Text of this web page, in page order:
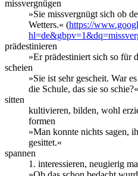
missvergnügen
»Sie missvergnügt sich ob
Wetters.« (https://
prädestinieren
»Er prädestiniert sich so für
scheien
»Sie ist sehr gescheit. War
die Schule, das sie so schie?«
sitten
kultivieren, bilden, wohl
formen
»Man konnte nichts sagen,
gesittet.«
spannen
1. interessieren, neugierig